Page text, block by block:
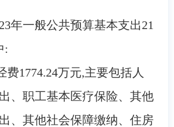
年一般公共预算基本支出21
:
费1774.24万元,主要包括人
、职工基本医疗保险、其他
、其他社会保障缴纳、住房